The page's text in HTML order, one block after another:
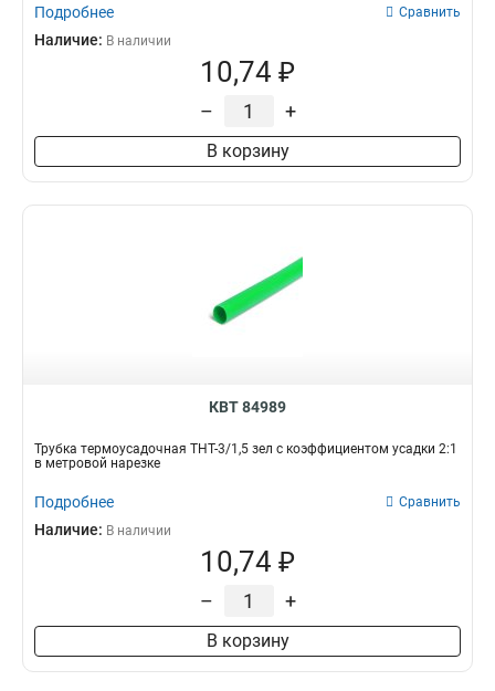
Подробнее Сравнить
Наличие: В наличии
10,74 ₽
– +
В корзину
КВТ 84989
Трубка термоусадочная ТНТ-3/1,5 зел с коэффициентом усадки 2:1
в метровой нарезке
Подробнее Сравнить
Наличие: В наличии
10,74 ₽
– +
В корзину